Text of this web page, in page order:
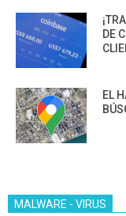
DE
EL
MALWARE - VIRUS